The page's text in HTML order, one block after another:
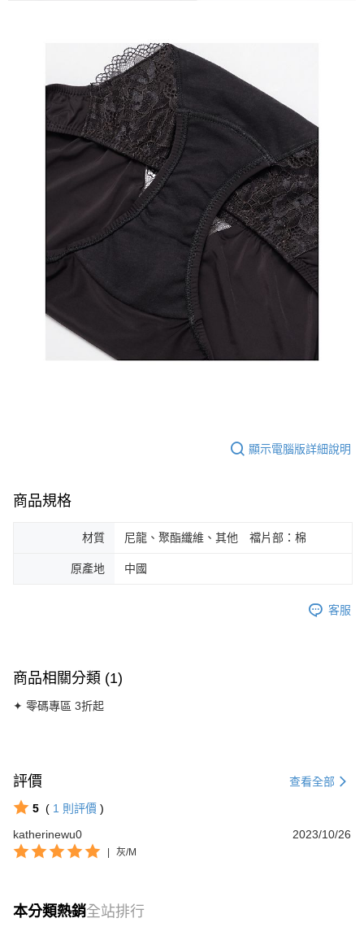
顯示電腦版詳細說明
商品規格
材質 尼龍、聚酯纖維、其他 襠片部：棉
原產地 中國
客服
商品相關分類 (1)
✦ 零碼專區 3折起
評價 查看全部
5 ( 1 則評價 )
katherinewu0
2023/10/26
灰/M
本分類熱銷全站排行